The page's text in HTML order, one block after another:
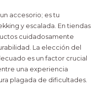
accesorio; es tu
y escalada. En tiendas
cuidadosamente
La elección del
es un factor crucial
una experiencia
plagada de dificultades.